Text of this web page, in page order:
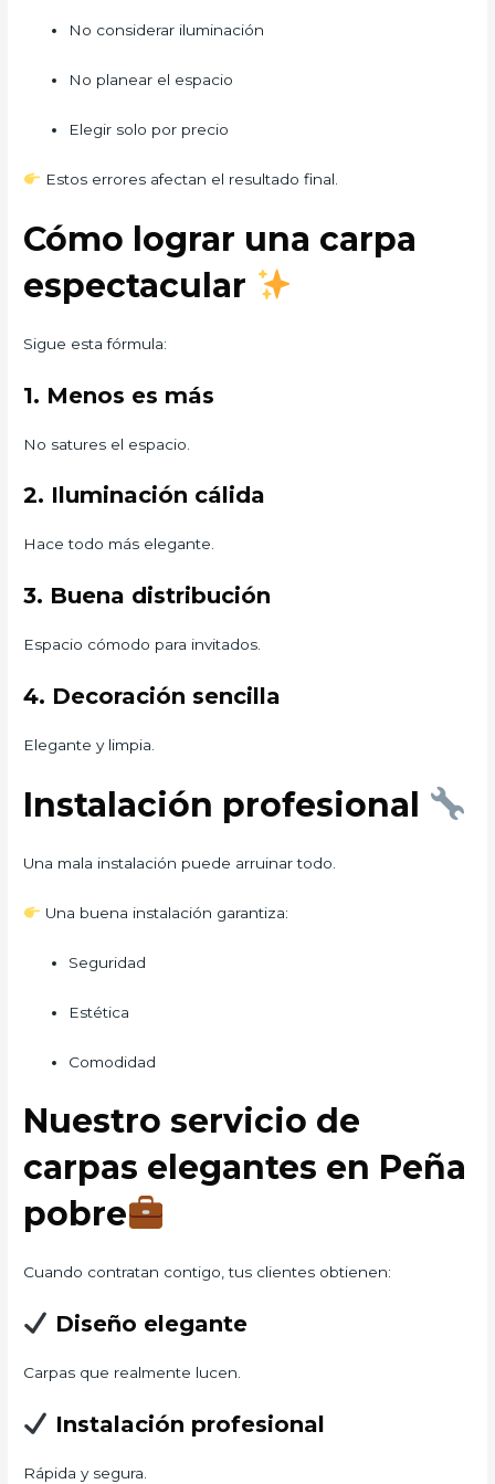
No considerar iluminación
No planear el espacio
Elegir solo por precio
Estos errores afectan el resultado final.
Cómo lograr una carpa
espectacular
Sigue esta fórmula:
1. Menos es más
No satures el espacio.
2. Iluminación cálida
Hace todo más elegante.
3. Buena distribución
Espacio cómodo para invitados.
4. Decoración sencilla
Elegante y limpia.
Instalación profesional
Una mala instalación puede arruinar todo.
Una buena instalación garantiza:
Seguridad
Estética
Comodidad
Nuestro servicio de
carpas elegantes en Peña
pobre
Cuando contratan contigo, tus clientes obtienen:
Diseño elegante
Carpas que realmente lucen.
Instalación profesional
Rápida y segura.